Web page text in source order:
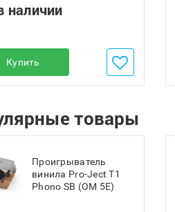
наличии
Купитьв избранное
товары
Проигрыватель
винила Pro-Ject T1
Phono SB (OM 5E)